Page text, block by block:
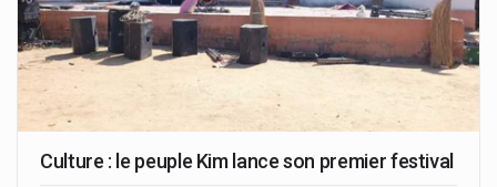
Culture : le peuple Kim lance son premier festival